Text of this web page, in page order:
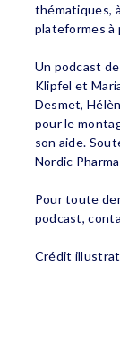
thématiques,
plateformes à
Un podcast
Klipfel et
Desmet,
pour le
son aide.
Nordic
Pour toute
podcast,
Crédit